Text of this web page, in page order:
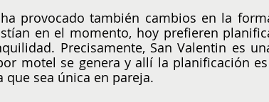
provocado también cambios en la
en el momento, hoy prefieren
Precisamente, San Valentin es
motel se genera y allí la planificación
que sea única en pareja.